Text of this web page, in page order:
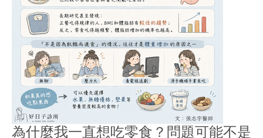
為什麼我一直想吃零食？問題可能不是